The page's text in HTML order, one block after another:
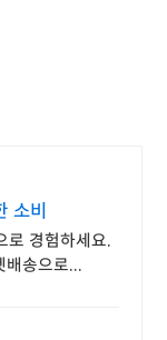
비
경험하세요.
배송으로